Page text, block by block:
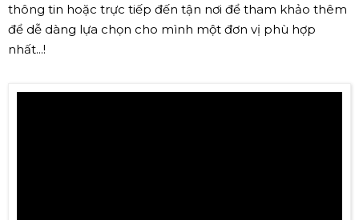
thông tin hoặc trực tiếp đến tận nơi để tham khảo thêm
để dễ dàng lựa chọn cho mình một đơn vị phù hợp
nhất...!